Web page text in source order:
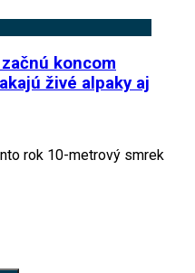
koncom
živé alpaky aj
rok 10-metrový smrek